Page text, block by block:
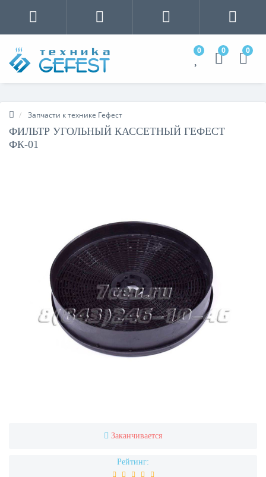
0 0 0
Запчасти к технике Гефест
ФИЛЬТР УГОЛЬНЫЙ КАССЕТНЫЙ ГЕФЕСТ
ФК-01
Заканчивается
Рейтинг: